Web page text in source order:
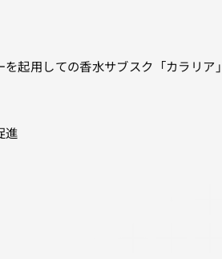
を起用しての香水サブスク「カラリア
進